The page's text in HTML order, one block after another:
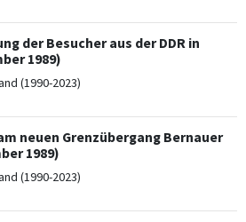
der Besucher aus der DDR in
1989)
(1990-2023)
neuen Grenzübergang Bernauer
1989)
(1990-2023)